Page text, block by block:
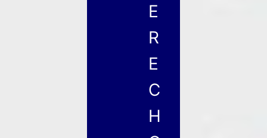
E
R
E
C
H